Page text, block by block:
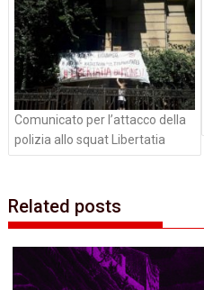
Comunicato per l’attacco della
polizia allo squat Libertatia
Related posts